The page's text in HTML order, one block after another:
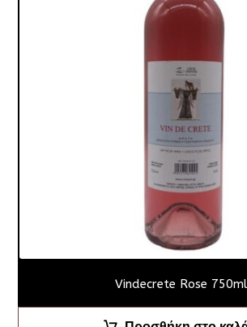
Vindecrete Rose 750ml